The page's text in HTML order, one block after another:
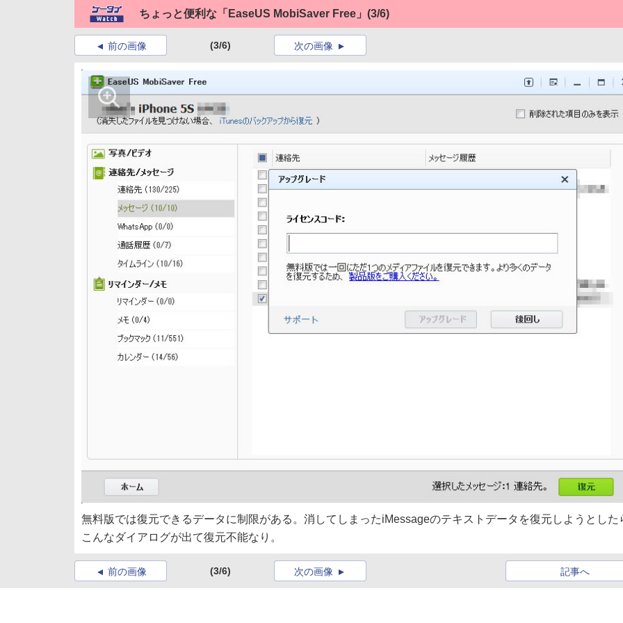
ちょっと便利な「EaseUS MobiSaver Free」 (3/6)
前の画像 (3/6) 次の画像
無料版では復元できるデータに制限がある。消してしまったiMessageのテキストデータを復元しようとした
こんなダイアログが出て復元不能なり。
前の画像 (3/6) 記事へ
次の画像